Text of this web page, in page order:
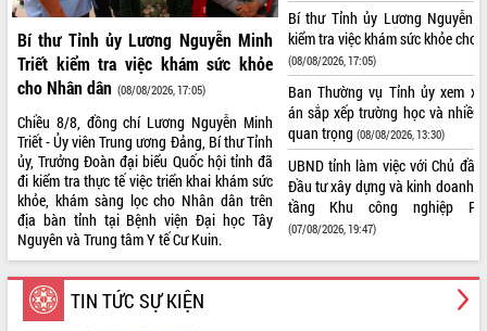
UBND CÁC XÃ, PHƯỜNG
THÔNG TIN CHỈ ĐẠO ĐIỀU HÀNH
HỆ THỐNG VĂN BẢN
VĂN BẢN HĐND TỈNH
ĐIỂM TIN VĂN BẢN
QUY HOẠCH - KẾ HOẠCH
Bí thư Tỉnh ủy Lương Nguyễn Minh
Triết kiểm tra việc khám sức khỏe
cho Nhân dân (08/08/2026, 17:05)
Chiều 8/8, đồng chí Lương Nguyễn Minh
Triết - Ủy viên Trung ương Đảng, Bí thư Tỉnh
ủy, Trưởng Đoàn đại biểu Quốc hội tỉnh đã
đi kiểm tra thực tế việc triển khai khám sức
khỏe, khám sàng lọc cho Nhân dân trên
địa bàn tỉnh tại Bệnh viện Đại học Tây
Nguyên và Trung tâm Y tế Cư Kuin.
Bí thư Tỉnh ủy Lương Nguyễn
kiểm tra việc khám sức khỏe cho
(08/08/2026, 17:05)
Ban Thường vụ Tỉnh ủy xem
án sắp xếp trường học và nhiều
quan trọng (08/08/2026, 13:30)
UBND tỉnh làm việc với Chủ
Đầu tư xây dựng và kinh doanh
tầng Khu công nghiệp
(07/08/2026, 19:47)
Ra mắt “Bản đồ số nông sản,
OCOP, du lịch thôn buôn trên
(07/08/2026, 16:46)
TIN TỨC SỰ KIỆN